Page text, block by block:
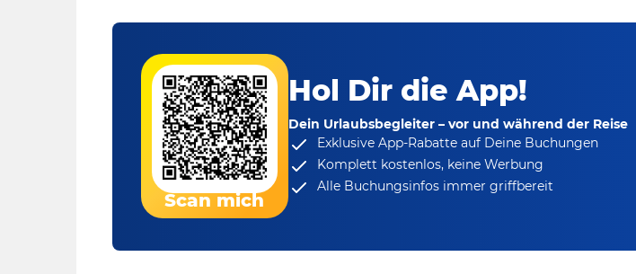
Scan mich
Hol Dir die App!
Dein Urlaubsbegleiter – vor und während der Reise
Exklusive App-Rabatteauf Deine Buchungen
Komplett kostenlos, keine Werbung
Alle Buchungsinfos immer griffbereit